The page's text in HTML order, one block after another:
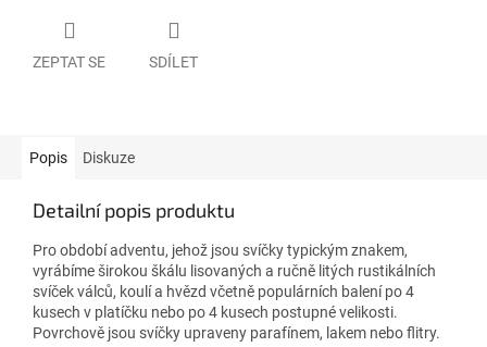
ZEPTAT SE SDÍLET
Popis Diskuze
Detailní popis produktu
Pro období adventu, jehož jsou svíčky typickým znakem,
vyrábíme širokou škálu lisovaných a ručně litých rustikálních
svíček válců, koulí a hvězd včetně populárních balení po 4
kusech v platíčku nebo po 4 kusech postupné velikosti.
Povrchově jsou svíčky upraveny parafínem, lakem nebo flitry.